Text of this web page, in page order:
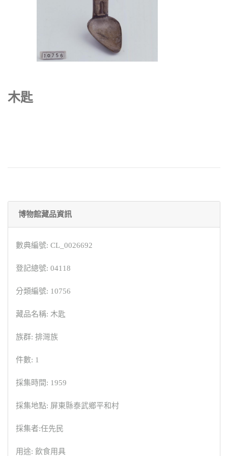
木匙
博物館藏品資訊
數典編號: CL_0026692
登記總號: 04118
分類編號: 10756
藏品名稱: 木匙
族群: 排灣族
件數: 1
採集時間: 1959
採集地點: 屏東縣泰武鄉平和村
採集者:任先民
用途: 飲食用具